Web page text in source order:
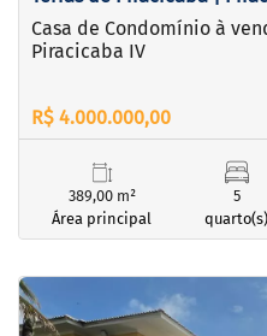
Casa de Condomínio à
Piracicaba IV
R$ 4.000.000,00
389,00 m²
Área principal
5
quarto(s)
<<